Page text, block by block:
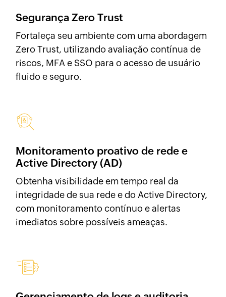
Segurança ZeroTrust
Fortaleça seu ambiente com uma abordagem
Zero Trust, utilizando avaliação contínua de
riscos, MFA e SSO para o acesso de usuário
fluido e seguro.
Monitoramento proativo de rede e
Active Directory (AD)
Obtenha visibilidade em tempo real da
integridade de sua rede e do Active Directory,
com monitoramento contínuo e alertas
imediatos sobre possíveis ameaças.